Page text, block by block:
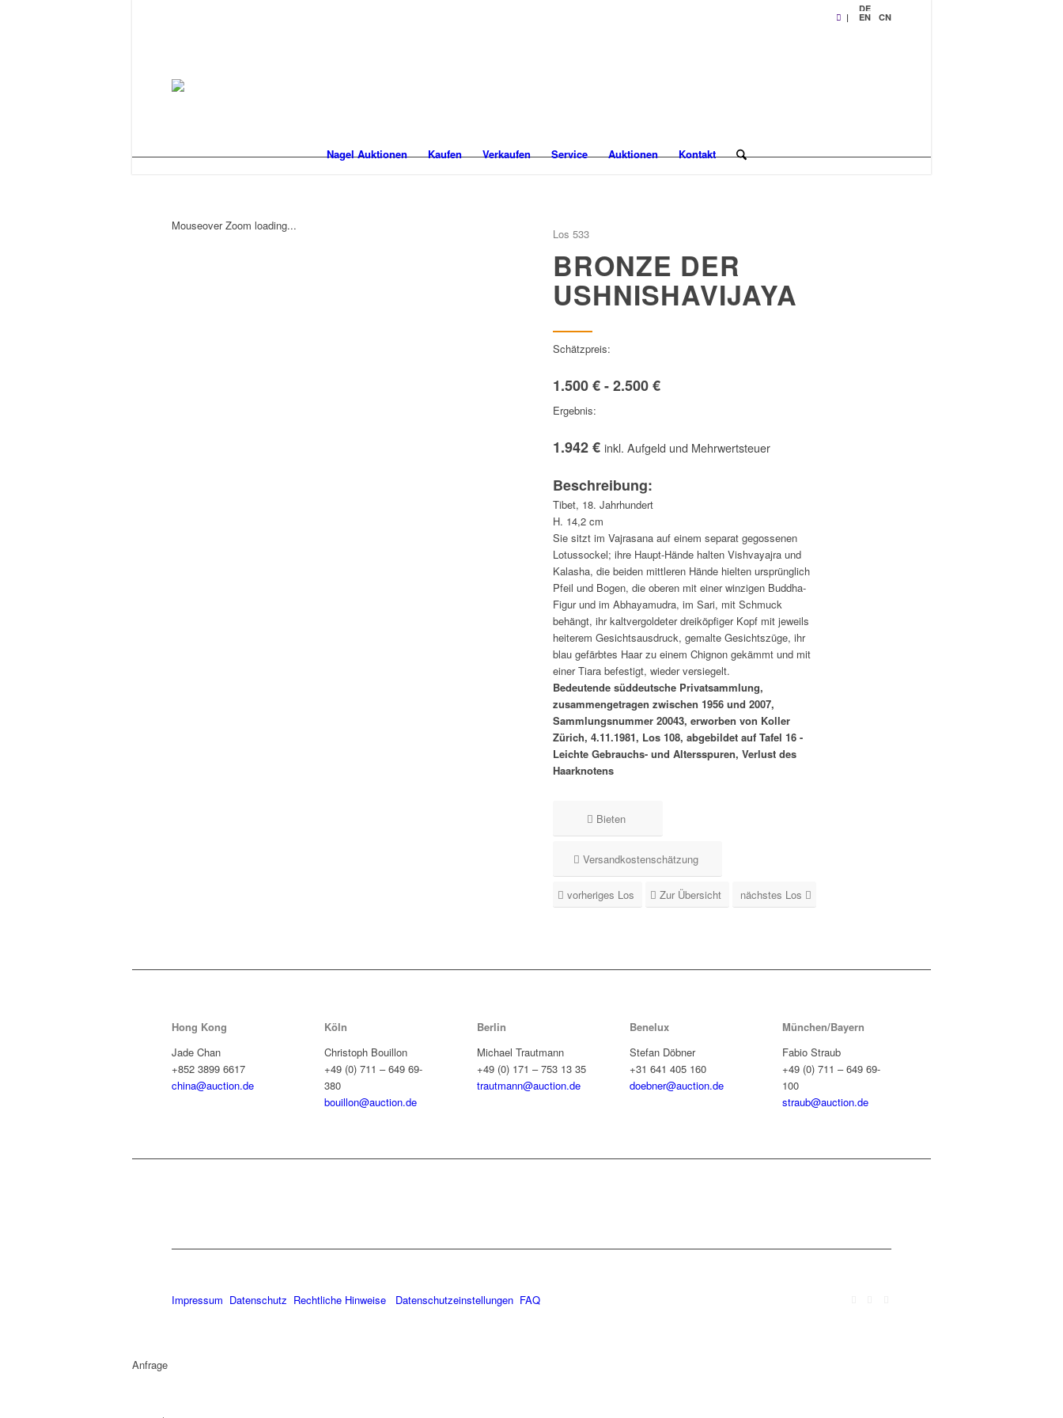
|
DE
EN CN
Nagel Auktionen Kaufen Verkaufen Service Auktionen Kontakt
Mouseover Zoom loading...
Los 533
BRONZE DER
USHNISHAVIJAYA
Schätzpreis:
1.500 € - 2.500 €
Ergebnis:
1.942 € inkl. Aufgeld und Mehrwertsteuer
Beschreibung:
Tibet, 18. Jahrhundert
H. 14,2 cm
Sie sitzt im Vajrasana auf einem separat gegossenen
Lotussockel; ihre Haupt-Hände halten Vishvayajra und
Kalasha, die beiden mittleren Hände hielten ursprünglich
Pfeil und Bogen, die oberen mit einer winzigen Buddha-
Figur und im Abhayamudra, im Sari, mit Schmuck
behängt, ihr kaltvergoldeter dreiköpfiger Kopf mit jeweils
heiterem Gesichtsausdruck, gemalte Gesichtszüge, ihr
blau gefärbtes Haar zu einem Chignon gekämmt und mit
einer Tiara befestigt, wieder versiegelt.
Bedeutende süddeutsche Privatsammlung,
zusammengetragen zwischen 1956 und 2007,
Sammlungsnummer 20043, erworben von Koller
Zürich, 4.11.1981, Los 108, abgebildet auf Tafel 16 -
Leichte Gebrauchs- und Altersspuren, Verlust des
Haarknotens
Bieten
Versandkostenschätzung
vorheriges Los Zur Übersicht nächstes Los
Hong Kong
Jade Chan
+852 3899 6617
china@auction.de
Köln
Christoph Bouillon
+49 (0) 711 – 649 69-
380
bouillon@auction.de
Berlin
Michael Trautmann
+49 (0) 171 – 753 13 35
trautmann@auction.de
Benelux
Stefan Döbner
+31 641 405 160
doebner@auction.de
München/Bayern
Fabio Straub
+49 (0) 711 – 649 69-
100
straub@auction.de
Impressum Datenschutz Rechtliche Hinweise Datenschutzeinstellungen FAQ
Anfrage